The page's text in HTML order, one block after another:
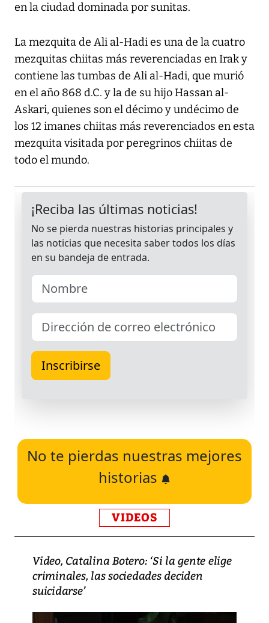
en la ciudad dominada por sunitas.
La mezquita de Ali al-Hadi es una de la cuatro
mezquitas chiitas más reverenciadas en Irak y
contiene las tumbas de Ali al-Hadi, que murió
en el año 868 d.C. y la de su hijo Hassan al-
Askari, quienes son el décimo y undécimo de
los 12 imanes chiitas más reverenciados en esta
mezquita visitada por peregrinos chiitas de
todo el mundo.
No te pierdas nuestras mejores
historias
VIDEOS
Video, Catalina Botero: ‘Si la gente elige
criminales, las sociedades deciden
suicidarse’